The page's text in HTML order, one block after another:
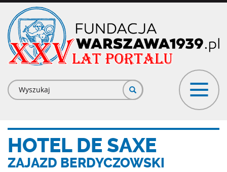
Przejdź
treści
Formularz
wyszukiwania
HOTEL DE SAXE
ZAJAZD BERDYCZOWSKI